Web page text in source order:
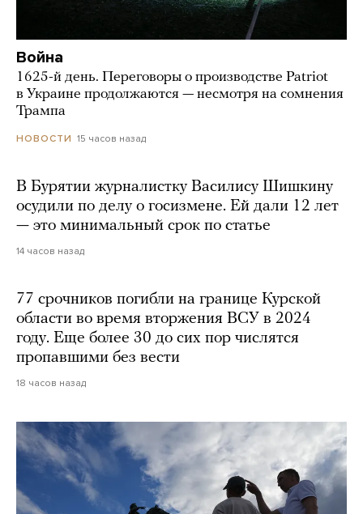
Война
1625-й день. Переговоры о производстве Patriot
в Украине продолжаются — несмотря на сомнения
Трампа
НОВОСТИ 15 часов назад
В Бурятии журналистку Василису Шишкину
осудили по делу о госизмене. Ей дали 12 лет
— это минимальный срок по статье
14 часов назад
77 срочников погибли на границе Курской
области во время вторжения ВСУ в 2024
году. Еще более 30 до сих пор числятся
пропавшими без вести
18 часов назад